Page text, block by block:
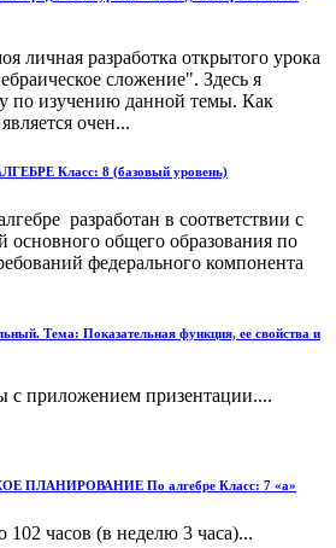
личная разработка открытого урока
сложение". Здесь я
по изучению данной темы. Как
очен...
Класс: 8 (базовый уровень)
разработан в соответствии с
общего образования по
федерального компонента
Тема: Показательная функция, ее свойства и
с приложением призентации....
ПЛАНИРОВАНИЕ По алгебре Класс: 7 «а»
102 часов (в неделю 3 часа)...